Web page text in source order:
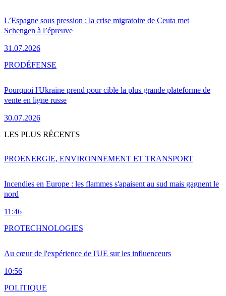
L’Espagne sous pression : la crise migratoire de Ceuta met
Schengen à l’épreuve
31.07.2026
Pourquoi l'Ukraine prend pour cible la plus grande plateforme de
vente en ligne russe
30.07.2026
PRODÉFENSE
LES PLUS RÉCENTS
Incendies en Europe : les flammes s'apaisent au sud mais gagnent le
nord
11:46
PROENERGIE, ENVIRONNEMENT ET TRANSPORT
Au cœur de l'expérience de l'UE sur les influenceurs
10:56
PROTECHNOLOGIES
POLITIQUE